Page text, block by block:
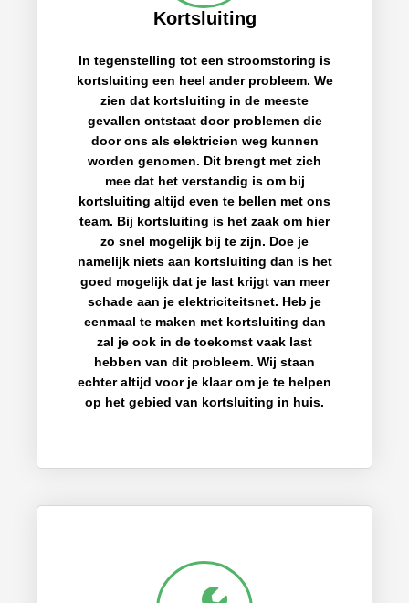
Kortsluiting
In tegenstelling tot een stroomstoring is
kortsluiting een heel ander probleem. We
zien dat kortsluiting in de meeste
gevallen ontstaat door problemen die
door ons als elektricien weg kunnen
worden genomen. Dit brengt met zich
mee dat het verstandig is om bij
kortsluiting altijd even te bellen met ons
team. Bij kortsluiting is het zaak om hier
zo snel mogelijk bij te zijn. Doe je
namelijk niets aan kortsluiting dan is het
goed mogelijk dat je last krijgt van meer
schade aan je elektriciteitsnet. Heb je
eenmaal te maken met kortsluiting dan
zal je ook in de toekomst vaak last
hebben van dit probleem. Wij staan
echter altijd voor je klaar om je te helpen
op het gebied van kortsluiting in huis.